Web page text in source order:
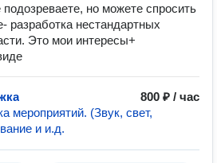
но можете спросить
разработка нестандартных
Это мои интересы+
800 ₽ / час
мероприятий. (Звук, свет,
и и.д.